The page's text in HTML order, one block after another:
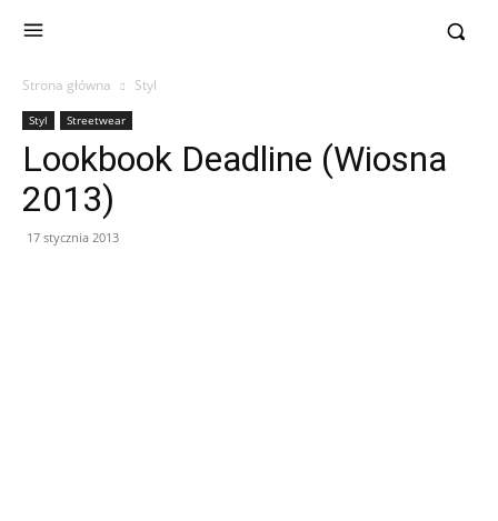
Strona główna Styl
Styl Streetwear
Lookbook Deadline (Wiosna
2013)
17 stycznia 2013